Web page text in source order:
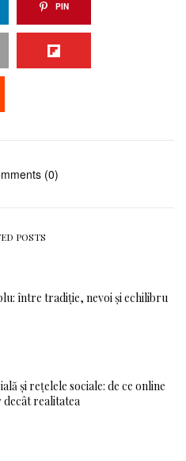
PIN
(0)
POSTS
între tradiție, nevoi și echilibru
și rețelele sociale: de ce online
realitatea